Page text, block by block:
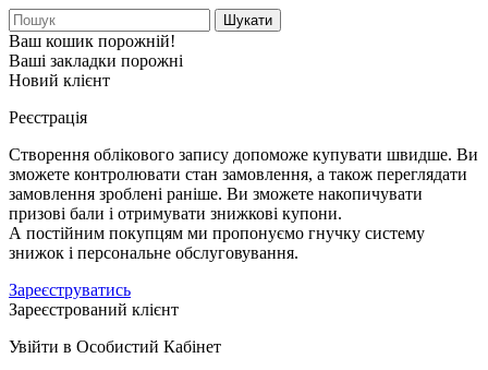
Шукати
Ваш кошик порожній!
Ваші закладки порожні
Новий клієнт
Реєстрація
Створення облікового запису допоможе купувати швидше. Ви
зможете контролювати стан замовлення, а також переглядати
замовлення зроблені раніше. Ви зможете накопичувати
призові бали і отримувати знижкові купони.
А постійним покупцям ми пропонуємо гнучку систему
знижок і персональне обслуговування.
Зареєструватись
Зареєстрований клієнт
Увійти в Особистий Кабінет